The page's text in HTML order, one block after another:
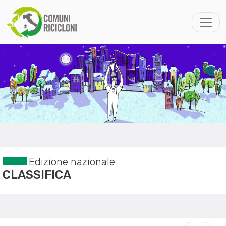
Edizione nazionale
CLASSIFICA